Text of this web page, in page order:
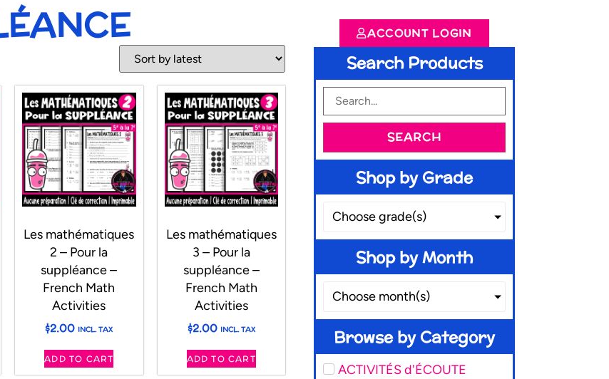
Les mathématiques
2 – Pour la
suppléance –
French Math
Activities
$2.00 INCL. TAX
ADD TO CART
Les mathématiques
3 – Pour la
suppléance –
French Math
Activities
$2.00 INCL. TAX
ADD TO CART
ACCOUNT LOGIN
Search Products
SEARCH
Shop by Grade
Choose grade(s)
Shop by Month
Choose month(s)
Browse by Category
ACTIVITÉS d'ÉCOUTE